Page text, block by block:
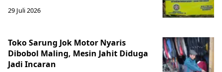
29 Juli 2026
Toko Sarung Jok Motor Nyaris
Dibobol Maling, Mesin Jahit Diduga
Jadi Incaran